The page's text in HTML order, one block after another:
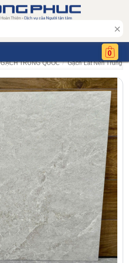
×
0
GẠCH TRUNG QUỐC Gạch Lát Nền Trung